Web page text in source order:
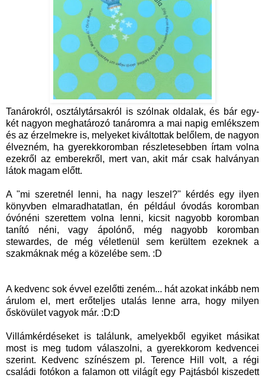
Tanárokról, osztálytársakról is szólnak oldalak, és bár egy-
két nagyon meghatározó tanáromra a mai napig emlékszem
és az érzelmekre is, melyeket kiváltottak belőlem, de nagyon
élvezném, ha gyerekkoromban részletesebben írtam volna
ezekről az emberekről, mert van, akit már csak halványan
látok magam előtt.
A "mi szeretnél lenni, ha nagy leszel?" kérdés egy ilyen
könyvben elmaradhatatlan, én például óvodás koromban
óvónéni szerettem volna lenni, kicsit nagyobb koromban
tanító néni, vagy ápolónő, még nagyobb koromban
stewardes, de még véletlenül sem kerültem ezeknek a
szakmáknak még a közelébe sem. :D
A kedvenc sok évvel ezelőtti zeném... hát azokat inkább nem
árulom el, mert erőteljes utalás lenne arra, hogy milyen
őskövület vagyok már. :D:D
Villámkérdéseket is találunk, amelyekből egyiket másikat
most is meg tudom válaszolni, a gyerekkorom kedvencei
szerint. Kedvenc színészem pl. Terence Hill volt, a régi
családi fotókon a falamon ott világít egy Pajtásból kiszedett